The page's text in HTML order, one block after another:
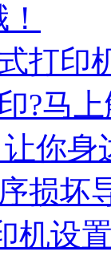
打印
?马
你
损坏
机设